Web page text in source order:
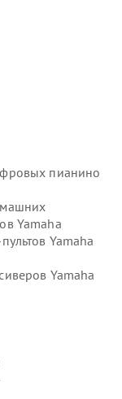
пианино
Yamaha
Yamaha
Yamaha